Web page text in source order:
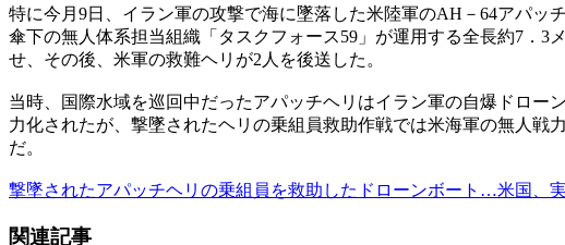
特に今月9日、イラン軍の攻撃で海に墜落した米陸軍のAH－64アパ
傘下の無人体系担当組織「タスクフォース59」が運用する全長約7．
せ、その後、米軍の救難ヘリが2人を後送した。
当時、国際水域を巡回中だったアパッチヘリはイラン軍の自爆ドロ
力化されたが、撃墜されたヘリの乗組員救助作戦では米海軍の無人
だ。
撃墜されたアパッチヘリの乗組員を救助したドローンボート…米国、実
関連記事